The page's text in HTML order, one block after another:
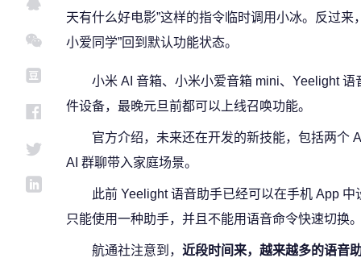
天有什么好电影”这样的指令临时调用小冰。反过
小爱同学”回到默认功能状态。
小米 AI 音箱、小米小爱音箱 mini、Yeelight
件设备，最晚元旦前都可以上线召唤功能。
官方介绍，未来还在开发的新技能，包括两个
AI 群聊带入家庭场景。
此前 Yeelight 语音助手已经可以在手机 App
只能使用一种助手，并且不能用语音命令快速切换
航通社注意到， 近段时间来，越来越多的语音